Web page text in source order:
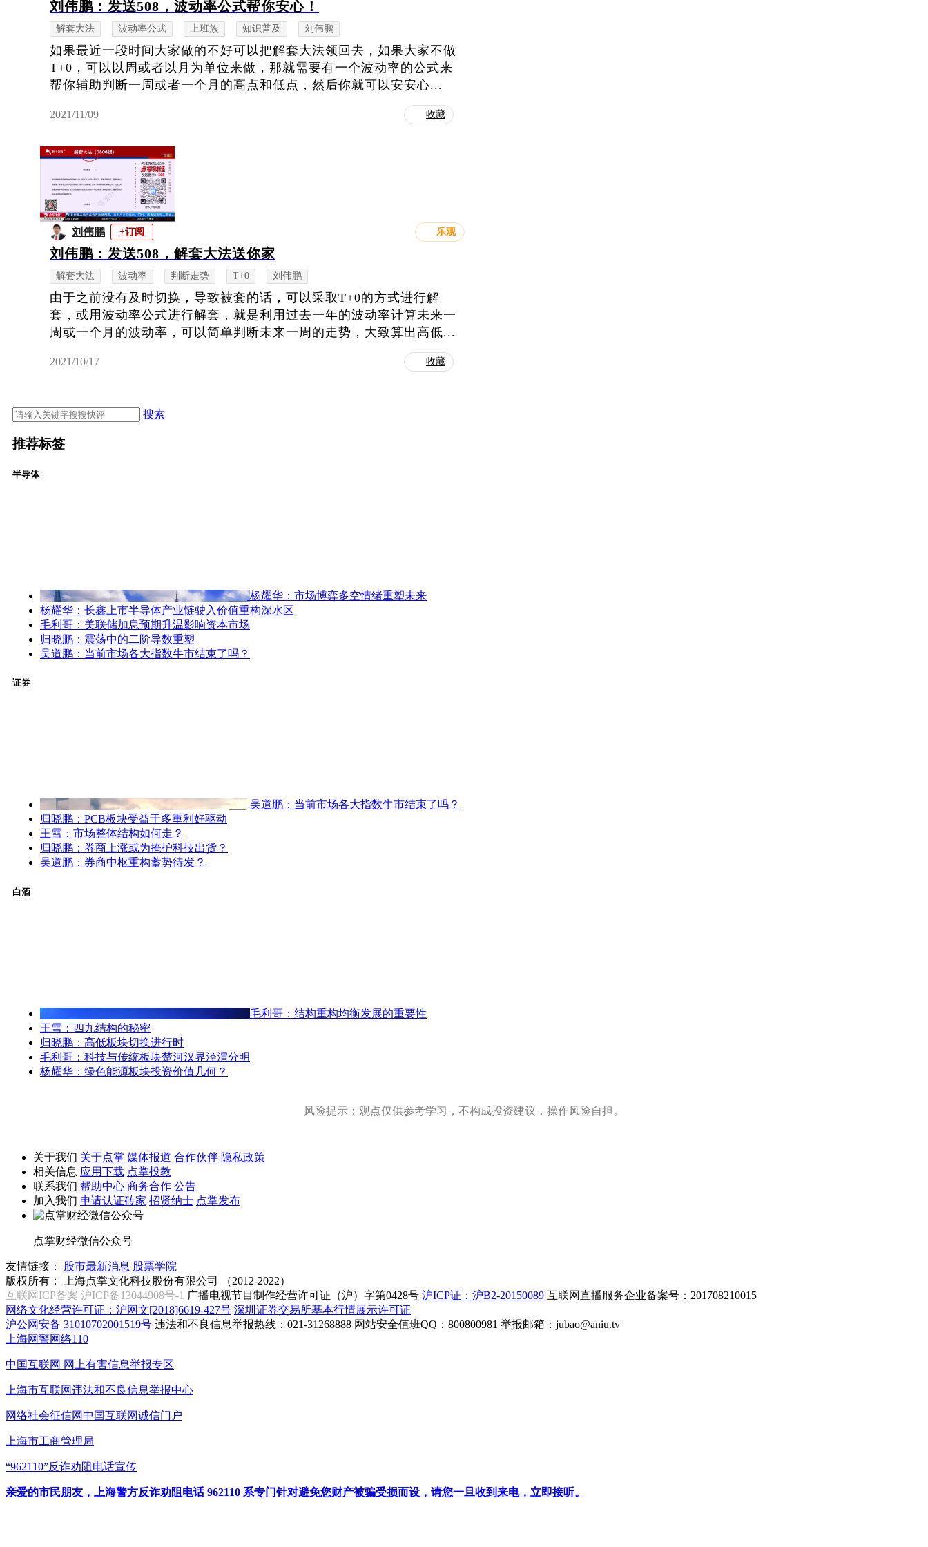
刘伟鹏：发送508，波动率公式帮你安心！
解套大法 波动率公式 上班族 知识普及 刘伟鹏
如果最近一段时间大家做的不好可以把解套大法领回去，如果大家不做
T+0，可以以周或者以月为单位来做，那就需要有一个波动率的公式来
帮你辅助判断一周或者一个月的高点和低点，然后你就可以安安心...
2021/11/09 收藏
刘伟鹏 +订阅 乐观
刘伟鹏：发送508，解套大法送你家
解套大法 波动率 判断走势 T+0 刘伟鹏
由于之前没有及时切换，导致被套的话，可以采取T+0的方式进行解
套，或用波动率公式进行解套，就是利用过去一年的波动率计算未来一
周或一个月的波动率，可以简单判断未来一周的走势，大致算出高低...
2021/10/17 收藏
搜索
推荐标签
半导体
杨耀华：市场博弈多空情绪重塑未来
杨耀华：长鑫上市半导体产业链驶入价值重构深水区
毛利哥：美联储加息预期升温影响资本市场
归晓鹏：震荡中的二阶导数重塑
吴道鹏：当前市场各大指数牛市结束了吗？
证券
吴道鹏：当前市场各大指数牛市结束了吗？
归晓鹏：PCB板块受益于多重利好驱动
王雪：市场整体结构如何走？
归晓鹏：券商上涨或为掩护科技出货？
吴道鹏：券商中枢重构蓄势待发？
白酒
毛利哥：结构重构均衡发展的重要性
王雪：四九结构的秘密
归晓鹏：高低板块切换进行时
毛利哥：科技与传统板块楚河汉界泾渭分明
杨耀华：绿色能源板块投资价值几何？
风险提示：观点仅供参考学习，不构成投资建议，操作风险自担。
关于我们 关于点掌 媒体报道 合作伙伴 隐私政策
相关信息 应用下载 点掌投教
联系我们 帮助中心 商务合作 公告
加入我们 申请认证砖家 招贤纳士 点掌发布
点掌财经微信公众号
友情链接： 股市最新消息 股票学院
版权所有：
上海点掌文化科技股份有限公司 （2012-2022）
互联网ICP备案 沪ICP备13044908号-1 广播电视节目制作经营许可证（沪）字第0428号 沪ICP证：沪B2-20150089 互联网直播服务企业备案号：201708210015
网络文化经营许可证：沪网文[2018]6619-427号 深圳证券交易所基本行情展示许可证
沪公网安备 31010702001519号 违法和不良信息举报热线：021-31268888 网站安全值班QQ：800800981 举报邮箱： jubao@aniu.tv
上海网警网络110
中国互联网 网上有害信息举报专区
上海市互联网违法和不良信息举报中心
网络社会征信网中国互联网诚信门户
上海市工商管理局
“962110”反诈劝阻电话宣传
亲爱的市民朋友，上海警方反诈劝阻电话 962110 系专门针对避免您财产被骗受损而设，请您一旦收到来电，立即接听。